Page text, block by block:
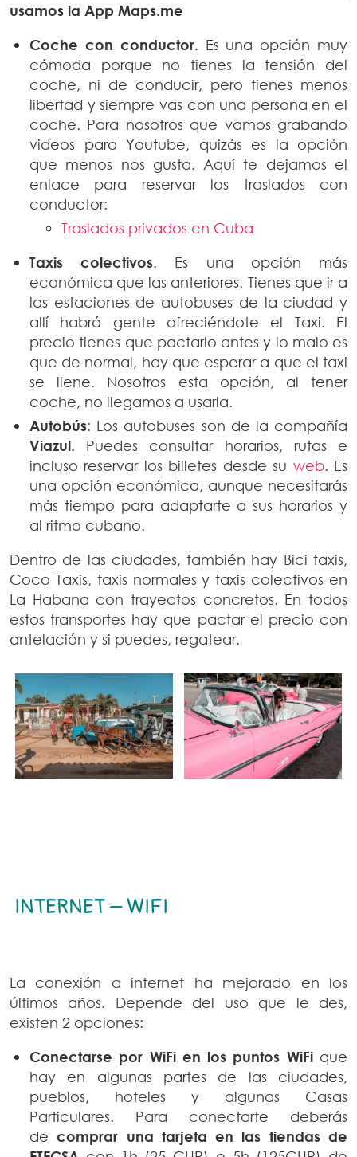
usamos la App Maps.me
Coche con conductor. Es una opción muy
cómoda porque no tienes la tensión del
coche, ni de conducir, pero tienes menos
libertad y siempre vas con una persona en el
coche. Para nosotros que vamos grabando
videos para Youtube, quizás es la opción
que menos nos gusta. Aquí te dejamos el
enlace para reservar los traslados con
conductor:
Traslados privados en Cuba
Taxis colectivos. Es una opción más
económica que las anteriores. Tienes que ir a
las estaciones de autobuses de la ciudad y
allí habrá gente ofreciéndote el Taxi. El
precio tienes que pactarlo antes y lo malo es
que de normal, hay que esperar a que el taxi
se llene. Nosotros esta opción, al tener
coche, no llegamos a usarla.
Autobús: Los autobuses son de la compañía
Viazul. Puedes consultar horarios, rutas e
incluso reservar los billetes desde su web. Es
una opción económica, aunque necesitarás
más tiempo para adaptarte a sus horarios y
al ritmo cubano.
Dentro de las ciudades, también hay Bici taxis,
Coco Taxis, taxis normales y taxis colectivos en
La Habana con trayectos concretos. En todos
estos transportes hay que pactar el precio con
antelación y si puedes, regatear.
INTERNET – WIFI
La conexión a internet ha mejorado en los
últimos años. Depende del uso que le des,
existen 2 opciones:
Conectarse por WiFi en los puntos WiFique
hay en algunas partes de las ciudades,
pueblos, hoteles y algunas Casas
Particulares. Para conectarte deberás
decomprar una tarjeta en las tiendas de